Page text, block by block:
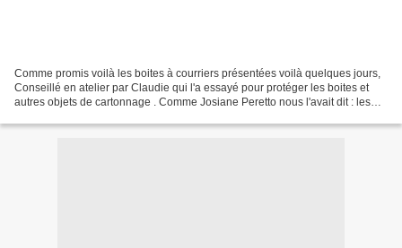
Comme promis voilà les boites à courriers présentées voilà quelques jours,
Conseillé en atelier par Claudie qui l'a essayé pour protéger les boites et
autres objets de cartonnage . Comme Josiane Peretto nous l'avait dit : les